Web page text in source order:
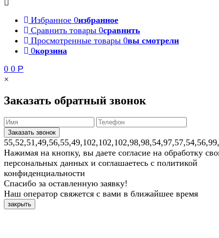
Избранное 0избранное
Сравнить товары 0сравнить
Просмотренные товары 0вы смотрели
0корзина
0 0 Р
×
Заказать обратный звонок
Нажимая на кнопку, вы даете согласие на обработку
персональных данных и соглашаетесь с политикой
конфиденциальности
Спасибо за оставленную заявку!
Наш оператор свяжется с вами в ближайшее время
закрыть